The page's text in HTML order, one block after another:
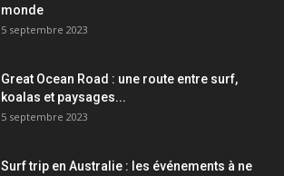
monde
5 septembre 2023
Great Ocean Road : une route entre surf,
koalas et paysages...
5 septembre 2023
Surf trip en Australie : les événements à ne